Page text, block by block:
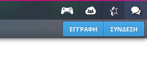
ΕΓΓΡΑΦΗ ΣΥΝΔΕΣΗ